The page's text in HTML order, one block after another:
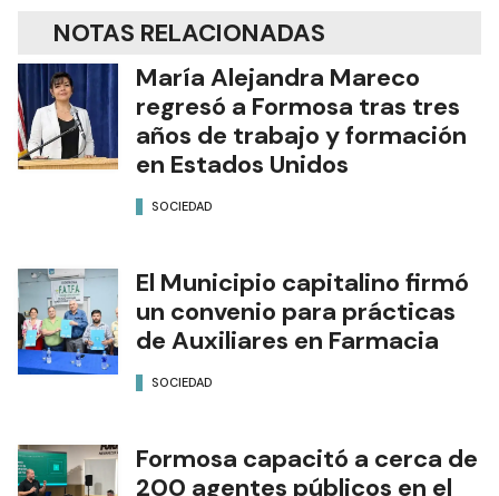
NOTAS RELACIONADAS
María Alejandra Mareco
regresó a Formosa tras tres
años de trabajo y formación
en Estados Unidos
SOCIEDAD
El Municipio capitalino firmó
un convenio para prácticas
de Auxiliares en Farmacia
SOCIEDAD
Formosa capacitó a cerca de
200 agentes públicos en el